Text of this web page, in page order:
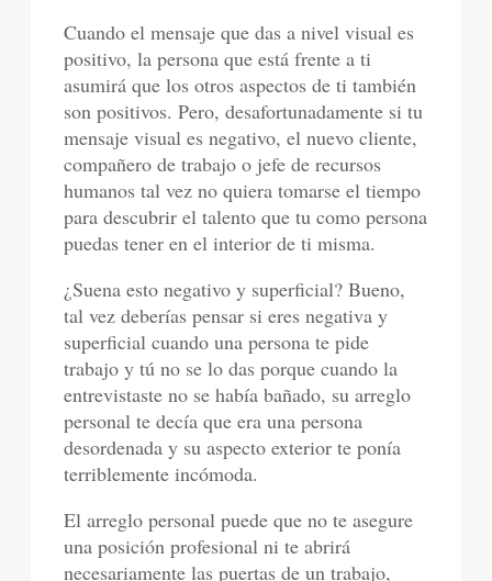
Cuando el mensaje que das a nivel visual es
positivo, la persona que está frente a ti
asumirá que los otros aspectos de ti también
son positivos. Pero, desafortunadamente si tu
mensaje visual es negativo, el nuevo cliente,
compañero de trabajo o jefe de recursos
humanos tal vez no quiera tomarse el tiempo
para descubrir el talento que tu como persona
puedas tener en el interior de ti misma.
¿Suena esto negativo y superficial? Bueno,
tal vez deberías pensar si eres negativa y
superficial cuando una persona te pide
trabajo y tú no se lo das porque cuando la
entrevistaste no se había bañado, su arreglo
personal te decía que era una persona
desordenada y su aspecto exterior te ponía
terriblemente incómoda.
El arreglo personal puede que no te asegure
una posición profesional ni te abrirá
necesariamente las puertas de un trabajo,